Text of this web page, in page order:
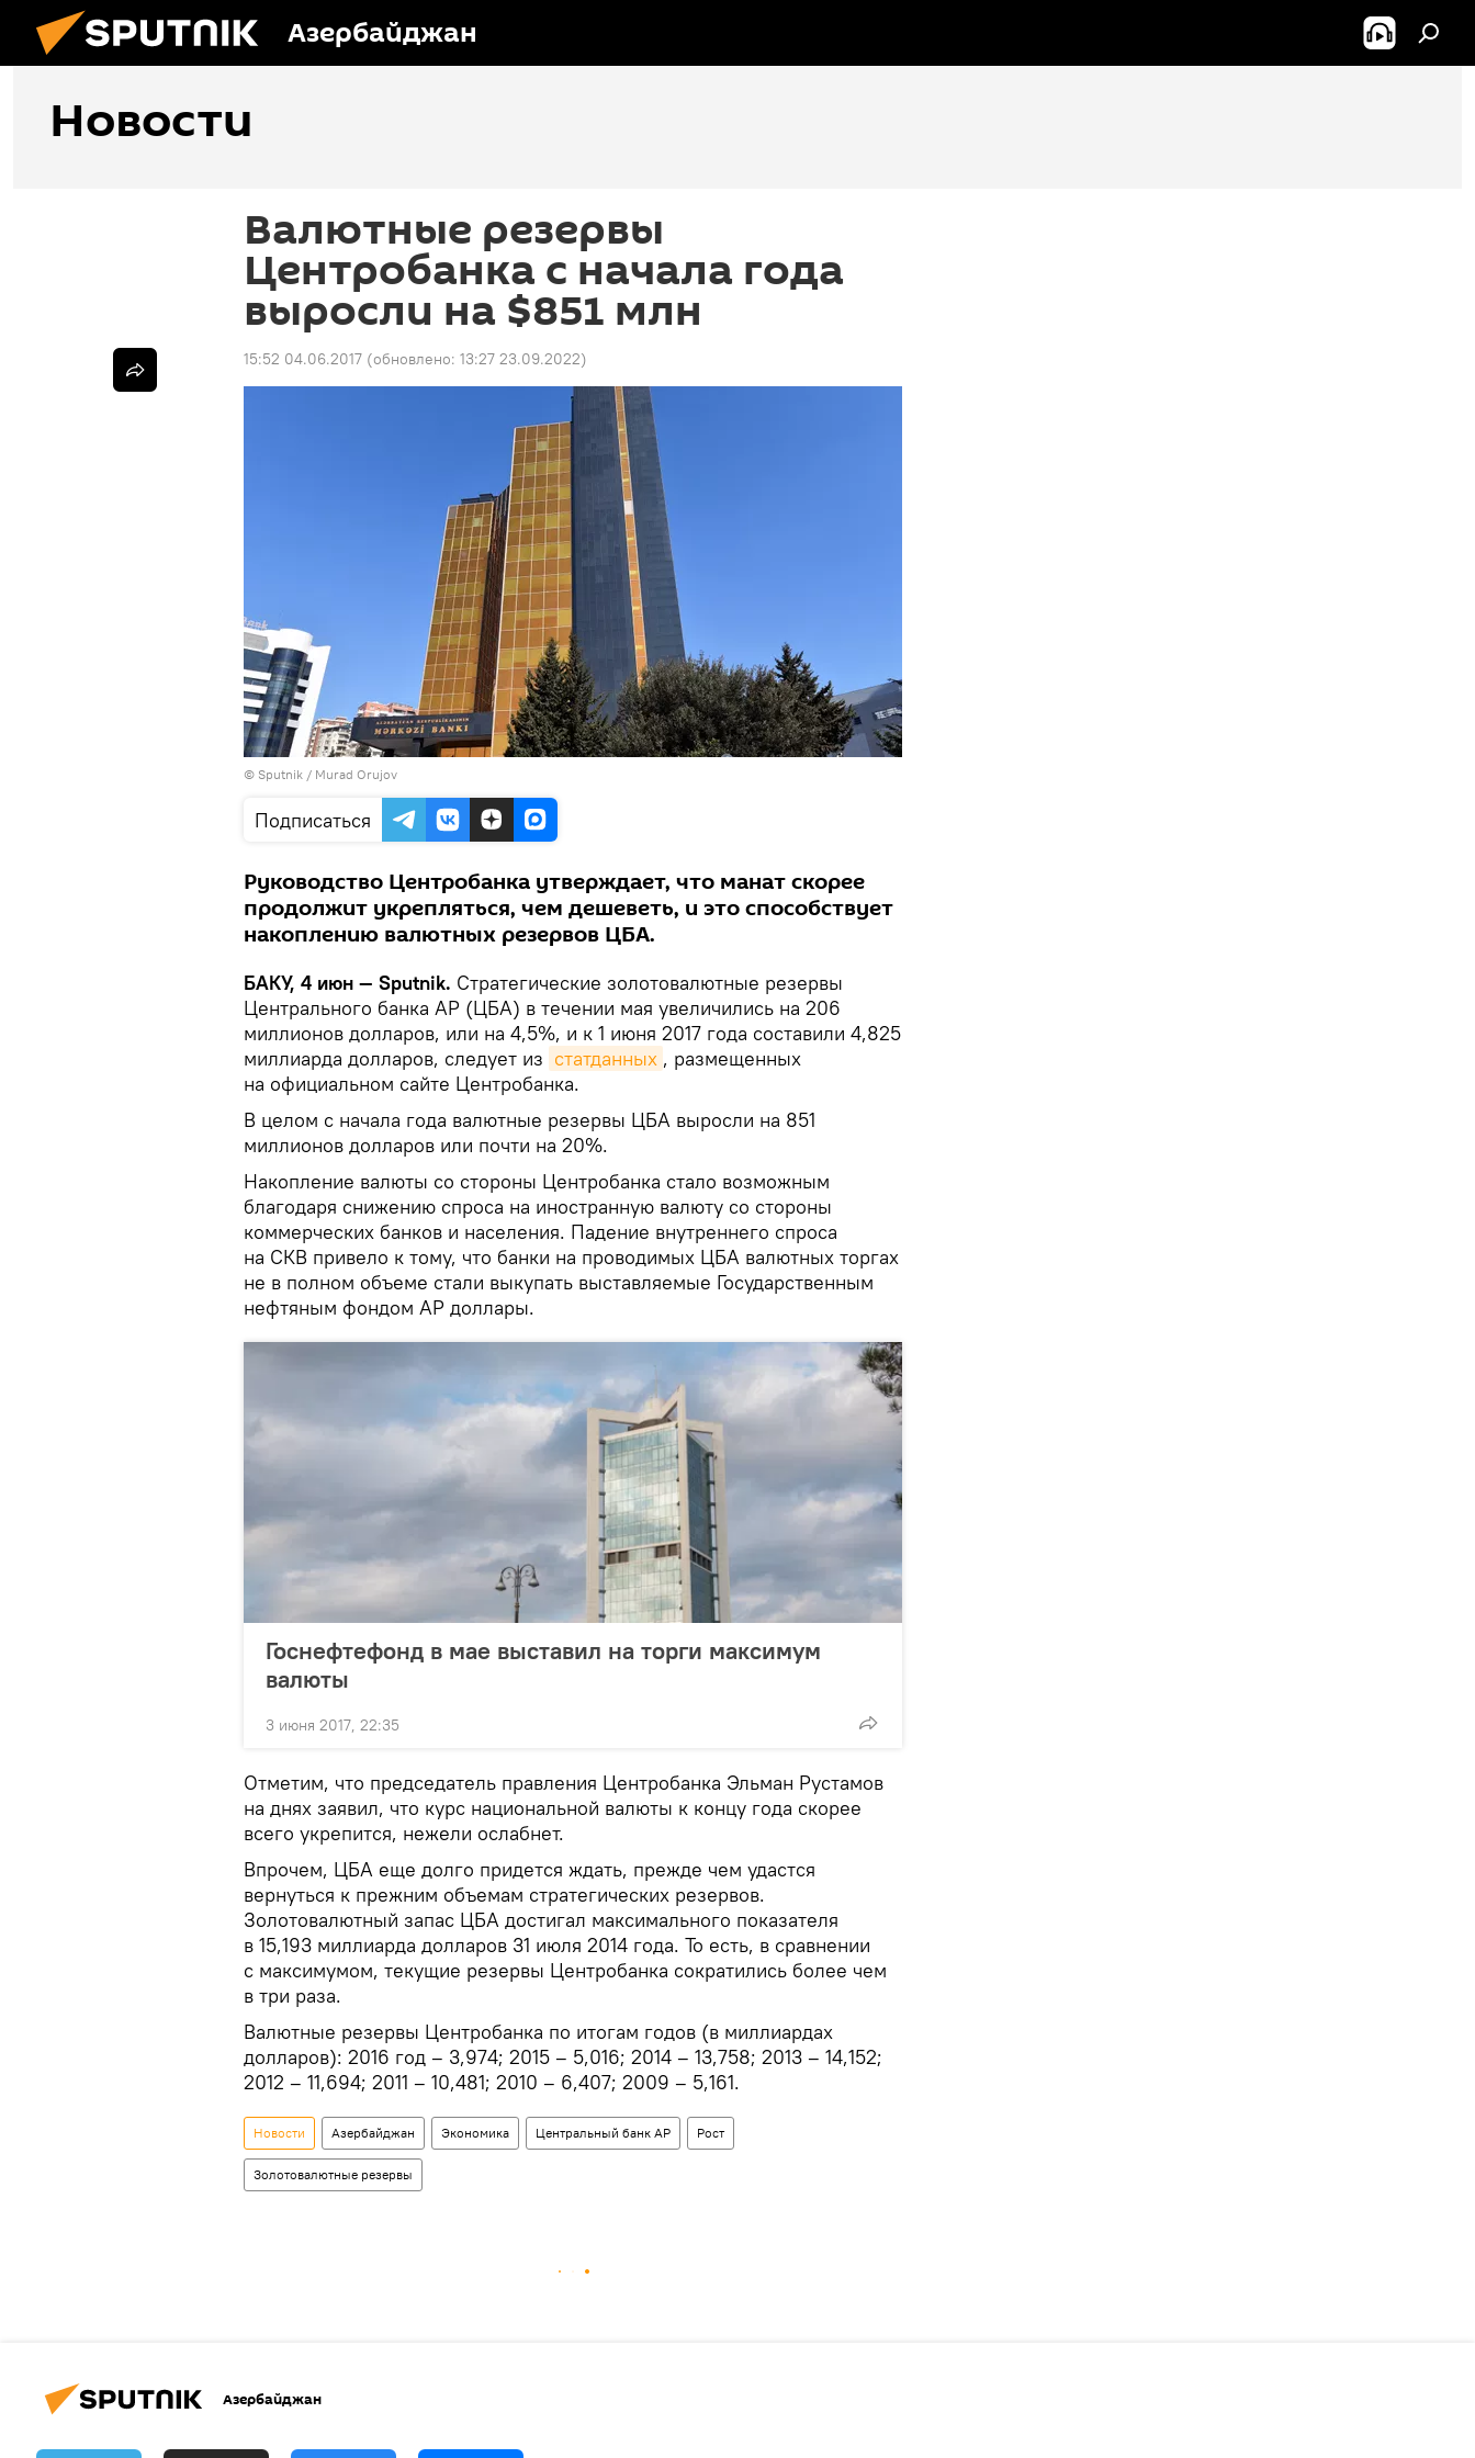
Азербайджан
Новости
Валютные резервы
Центробанка с начала года
выросли на $851 млн
15:52 04.06.2017 (обновлено: 13:27 23.09.2022)
© Sputnik / Murad Orujov
Подписаться
Руководство Центробанка утверждает, что манат скорее
продолжит укрепляться, чем дешеветь, и это способствует
накоплению валютных резервов ЦБА.
БАКУ, 4 июн — Sputnik. Стратегические золотовалютные резервы
Центрального банка АР (ЦБА) в течении мая увеличились на 206
миллионов долларов, или на 4,5%, и к 1 июня 2017 года составили 4,825
миллиарда долларов, следует из статданных , размещенных
на официальном сайте Центробанка.
В целом с начала года валютные резервы ЦБА выросли на 851
миллионов долларов или почти на 20%.
Накопление валюты со стороны Центробанка стало возможным
благодаря снижению спроса на иностранную валюту со стороны
коммерческих банков и населения. Падение внутреннего спроса
на СКВ привело к тому, что банки на проводимых ЦБА валютных торгах
не в полном объеме стали выкупать выставляемые Государственным
нефтяным фондом АР доллары.
Госнефтефонд в мае выставил на торги максимум
валюты
3 июня 2017, 22:35
Отметим, что председатель правления Центробанка Эльман Рустамов
на днях заявил, что курс национальной валюты к концу года скорее
всего укрепится, нежели ослабнет.
Впрочем, ЦБА еще долго придется ждать, прежде чем удастся
вернуться к прежним объемам стратегических резервов.
Золотовалютный запас ЦБА достигал максимального показателя
в 15,193 миллиарда долларов 31 июля 2014 года. То есть, в сравнении
с максимумом, текущие резервы Центробанка сократились более чем
в три раза.
Валютные резервы Центробанка по итогам годов (в миллиардах
долларов): 2016 год – 3,974; 2015 – 5,016; 2014 – 13,758; 2013 – 14,152;
2012 – 11,694; 2011 – 10,481; 2010 – 6,407; 2009 – 5,161.
Новости Азербайджан Экономика Центральный банк АР Рост
Золотовалютные резервы
Азербайджан